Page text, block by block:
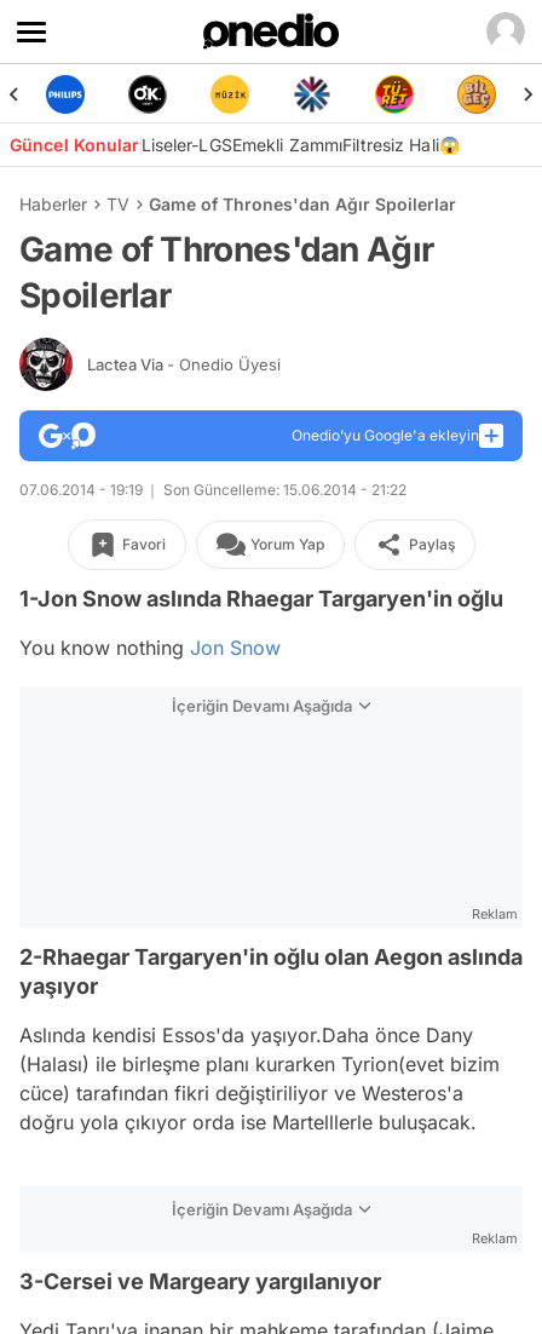
Güncel KonularLiseler-LGSEmekli ZammıFiltresiz Hali😱
Haberler TV Game of Thrones'dan Ağır Spoilerlar
Game of Thrones'dan Ağır
Spoilerlar
Lactea Via - Onedio Üyesi
Onedio’yu Google'a ekleyin
07.06.2014 - 19:19 Son Güncelleme: 15.06.2014 - 21:22
Favori Yorum Yap Paylaş
1-Jon Snow aslında Rhaegar Targaryen'in oğlu
You know nothing Jon Snow
İçeriğin Devamı Aşağıda
Reklam
2-Rhaegar Targaryen'in oğlu olan Aegon aslında
yaşıyor
Aslında kendisi Essos'da yaşıyor.Daha önce Dany
(Halası) ile birleşme planı kurarken Tyrion(evet bizim
cüce) tarafından fikri değiştiriliyor ve Westeros'a
doğru yola çıkıyor orda ise Martelllerle buluşacak.
İçeriğin Devamı Aşağıda
Reklam
3-Cersei ve Margeary yargılanıyor